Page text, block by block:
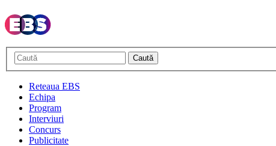
Caută
Reteaua EBS
Echipa
Program
Interviuri
Concurs
Publicitate